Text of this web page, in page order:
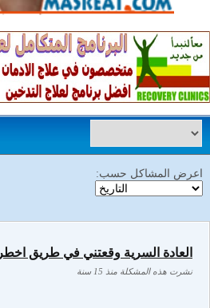
اعرض المشاكل حسب:
العادة السرية وقعتني في طريق اخطر
نشرت هذه المشكلة منذ 15 سنة